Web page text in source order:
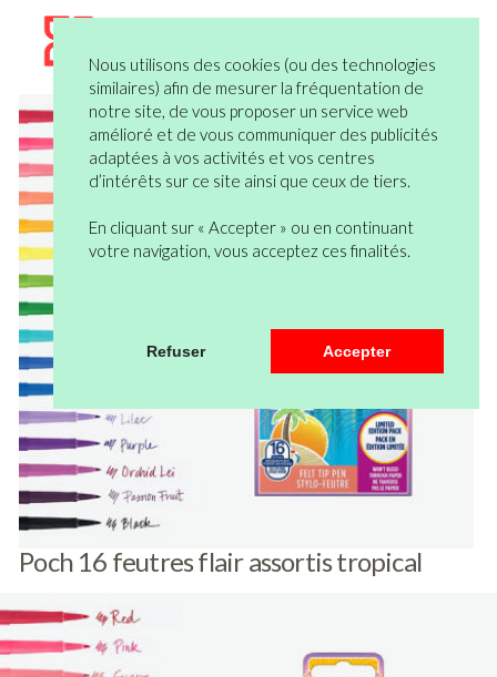
Nous utilisons des cookies (ou des technologies
similaires) afin de mesurer la fréquentation de
notre site, de vous proposer un service web
amélioré et de vous communiquer des publicités
adaptées à vos activités et vos centres
d’intérêts sur ce site ainsi que ceux de tiers.
En cliquant sur « Accepter » ou en continuant
votre navigation, vous acceptez ces finalités.
Refuser Accepter
Poch 16 feutres flair assortis tropical